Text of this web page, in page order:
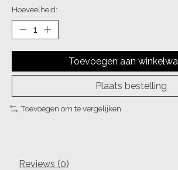
Hoeveelheid:
Toevoegen aan
Plaats bestelling
Toevoegen om te vergelijken
Reviews (0)